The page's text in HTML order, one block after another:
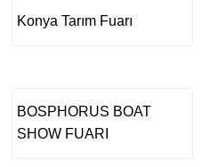
Konya Tarım Fuarı
BOSPHORUS BOAT
SHOW FUARI